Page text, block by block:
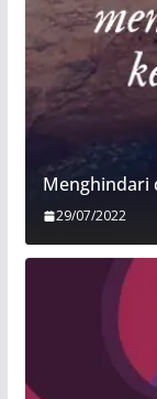
Menghindari
29/07/2022